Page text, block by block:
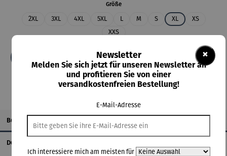
Größeauswählen
2XL 3XL 4XL 5XL L M S XL
XS
XXS
In den Warenkorb
Beschreibung
Details
×
Newsletter
Melden Sie sich jetzt für unseren Newsletter an
und profitieren Sie von einer
versandkostenfreien Bestellung!
E-Mail-Adresse
Ich interessiere mich am meisten für